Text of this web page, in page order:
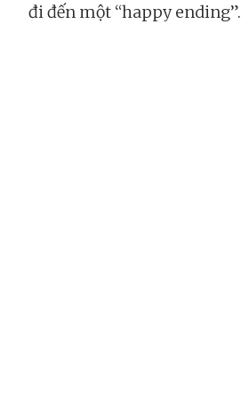
đi đến một “happy ending”.